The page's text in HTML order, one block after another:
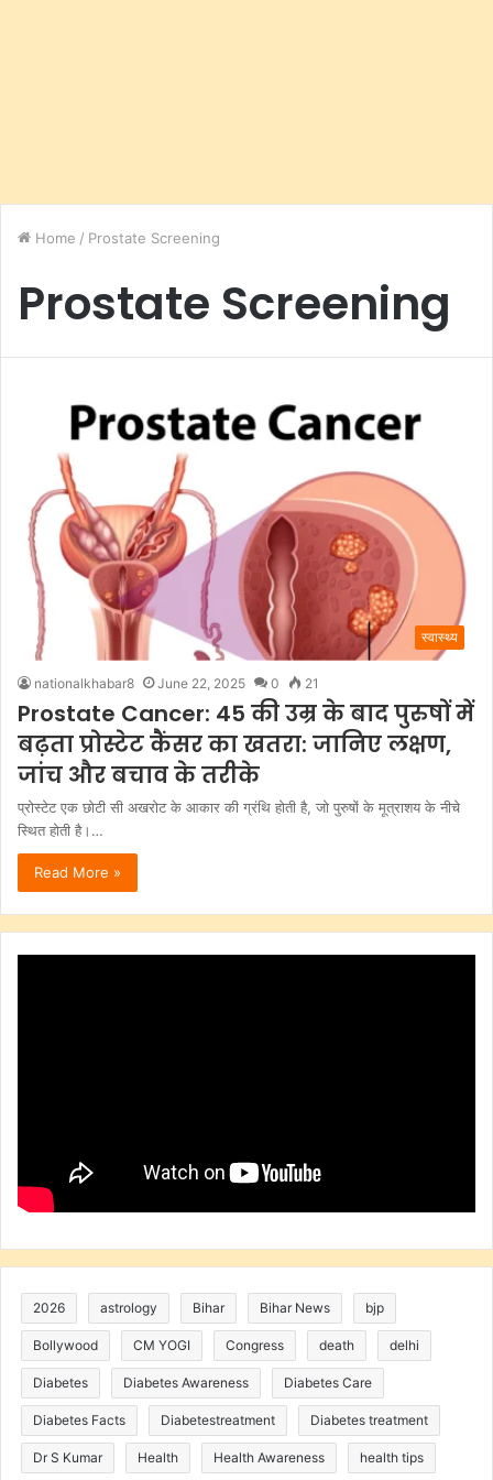
Home / Prostate Screening
Prostate Screening
स्वास्थ्य
nationalkhabar8 June 22, 2025 0 21
Prostate Cancer: 45 की उम्र के बाद पुरुषों में
बढ़ता प्रोस्टेट कैंसर का खतरा: जानिए लक्षण,
जांच और बचाव के तरीके
प्रोस्टेट एक छोटी सी अखरोट के आकार की ग्रंथि होती है, जो पुरुषों के मूत्राशय के नीचे
स्थित होती है।…
Read More »
2026 astrology Bihar Bihar News bjp
Bollywood CM YOGI Congress death delhi
Diabetes Diabetes Awareness Diabetes Care
Diabetes Facts Diabetestreatment Diabetes treatment
Dr S Kumar Health Health Awareness health tips